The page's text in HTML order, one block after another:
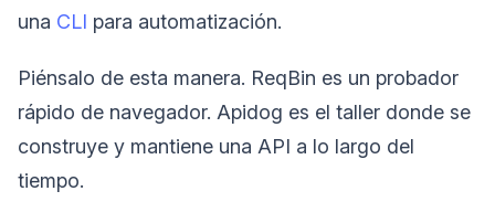
una CLI para automatización.
Piénsalo de esta manera. ReqBin es un probador
rápido de navegador. Apidog es el taller donde se
construye y mantiene una API a lo largo del
tiempo.